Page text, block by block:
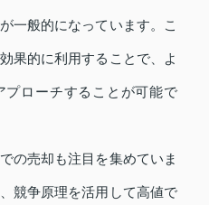
一般的になっています。こ
果的に利用することで、よ
プローチすることが可能で
の売却も注目を集めていま
競争原理を活用して高値で